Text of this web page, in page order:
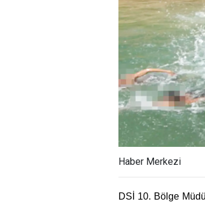
Haber Merkezi
DS 10. Bölge